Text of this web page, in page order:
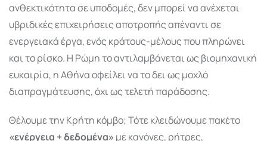
ανθεκτικότητα σε υποδομές, δεν μπορεί να ανέχεται
υβριδικές επιχειρήσεις αποτροπής απέναντι σε
ενεργειακά έργα, ενός κράτους-μέλους που πληρώνει
και το ρίσκο. Η Ρώμη το αντιλαμβάνεται ως βιομηχανική
ευκαιρία, η Αθήνα οφείλει να το δει ως μοχλό
διαπραγμάτευσης, όχι ως τελετή παράδοσης.
Θέλουμε την Κρήτη κόμβο; Τότε κλειδώνουμε πακέτο
«ενέργεια + δεδομένα» με κανόνες, ρήτρες,